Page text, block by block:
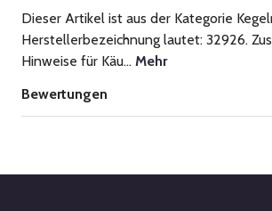
Dieser Artikel ist aus der Kategorie
Herstellerbezeichnung lautet: 32926.
Hinweise für Käu… Mehr
Bewertungen